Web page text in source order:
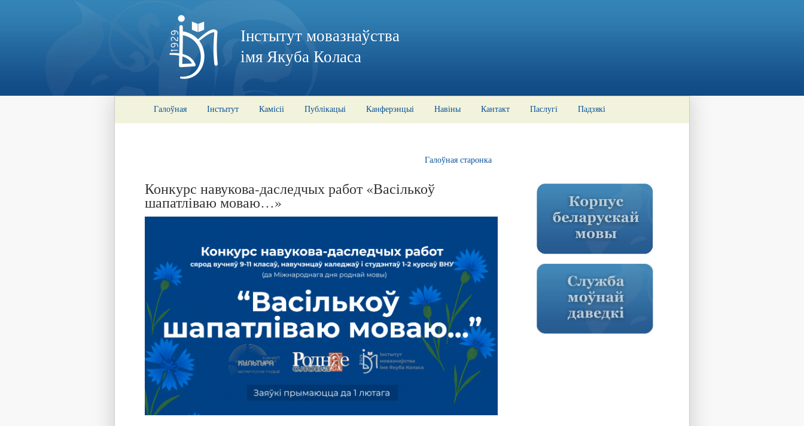
Інстытут мовазнаўства
імя Якуба Коласа
Галоўная Інстытут Камісіі Публікацыі Канферэнцыі Навіны Кантакт Паслугі Падзякі
Галоўная старонка
Конкурс навукова-даследчых работ «Васількоў
шапатліваю моваю…»